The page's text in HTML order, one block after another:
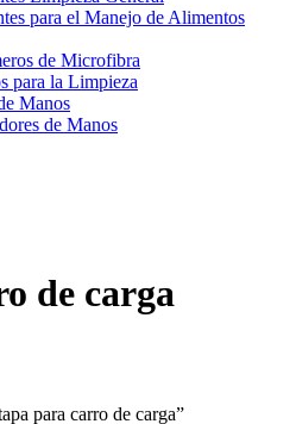
para el Manejo de Alimentos
de Microfibra
para la Limpieza
Manos
de Manos
de carga
para carro de carga”